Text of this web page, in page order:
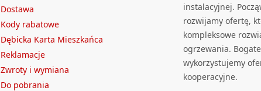
Dostawa
Kody rabatowe
Dębicka Karta Mieszkańca
Reklamacje
Zwroty i wymiana
Do pobrania
instalacyjnej.
rozwijamy ofertę,
kompleksowe
ogrzewania.
wykorzystujemy
kooperacyjne.